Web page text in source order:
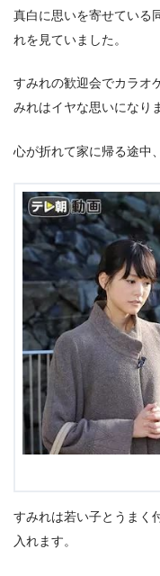
真白に思いを寄せている
れを見ていました。
すみれの歓迎会でカラオ
みれはイヤな思いになり
心が折れて家に帰る途中
すみれは若い子とうまく
入れます。